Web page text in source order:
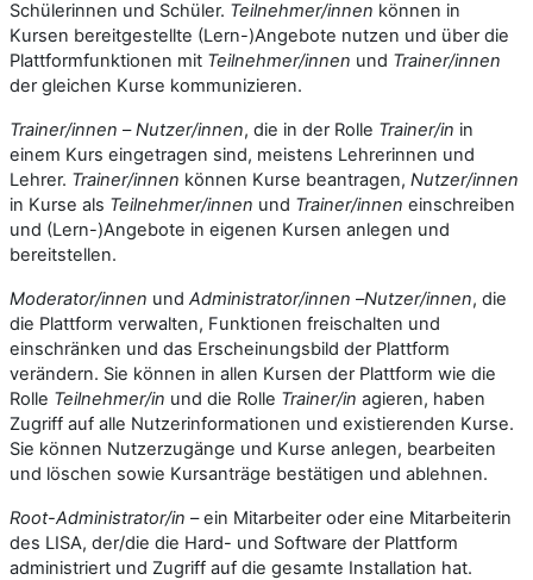
Schülerinnen und Schüler. Teilnehmer/innen können in
Kursen bereitgestellte (Lern-)Angebote nutzen und über die
Plattformfunktionen mit Teilnehmer/innen und Trainer/innen
der gleichen Kurse kommunizieren.
Trainer/innen –Nutzer/innen, die in der Rolle Trainer/in in
einem Kurs eingetragen sind, meistens Lehrerinnen und
Lehrer. Trainer/innen können Kurse beantragen, Nutzer/innen
in Kurse als Teilnehmer/innen und Trainer/innen einschreiben
und (Lern-)Angebote in eigenen Kursen anlegen und
bereitstellen.
Moderator/innen und Administrator/innen –Nutzer/innen, die
die Plattform verwalten, Funktionen freischalten und
einschränken und das Erscheinungsbild der Plattform
verändern. Sie können in allen Kursen der Plattform wie die
Rolle Teilnehmer/in und die Rolle Trainer/in agieren, haben
Zugriff auf alle Nutzerinformationen und existierenden Kurse.
Sie können Nutzerzugänge und Kurse anlegen, bearbeiten
und löschen sowie Kursanträge bestätigen und ablehnen.
Root-Administrator/in – ein Mitarbeiter oder eine Mitarbeiterin
des LISA, der/die die Hard- und Software der Plattform
administriert und Zugriff auf die gesamte Installation hat.